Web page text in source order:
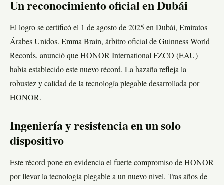
Un reconocimiento oficial en Dubái
El logro se certificó el 1 de agosto de 2025 en Dubái, Emiratos
Árabes Unidos. Emma Brain, árbitro oficial de Guinness World
Records, anunció que HONOR International FZCO (EAU)
había establecido este nuevo récord. La hazaña refleja la
robustez y calidad de la tecnología plegable desarrollada por
HONOR.
Ingeniería y resistencia en un solo
dispositivo
Este récord pone en evidencia el fuerte compromiso de HONOR
por llevar la tecnología plegable a un nuevo nivel. Tras años de